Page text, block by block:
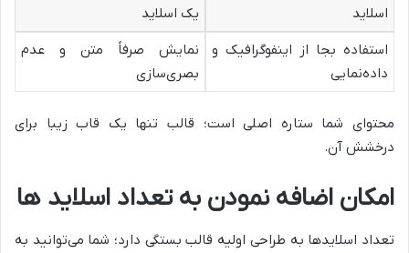
اسلاید
یک اسلاید
استفاده بجا از اینفوگرافیک و
داده‌نمایی
نمایش صرفاً متن و عدم
بصری‌سازی
محتوای شما ستاره اصلی است؛ قالب تنها یک قاب زیبا برای
درخشش آن.
امکان اضافه نمودن به تعداد اسلاید ها
تعداد اسلایدها به طراحی اولیه قالب بستگی دارد؛ شما می‌توانید به